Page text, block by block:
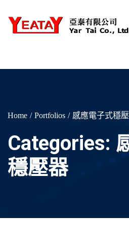
Home Portfolios 感應電子式穩
Categories:
穩壓器